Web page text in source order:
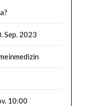
Sep. 2023
10:00